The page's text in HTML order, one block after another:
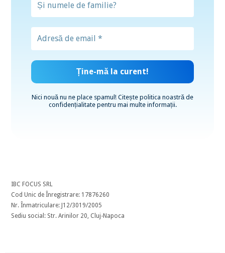
Nici nouă nu ne place spamul! Citește politica noastră de
confidențialitatepentru mai multe informații.
IBC FOCUS SRL
Cod Unic de Înregistrare: 17876260
Nr. Înmatriculare: J12/3019/2005
Sediu social: Str. Arinilor 20, Cluj-Napoca